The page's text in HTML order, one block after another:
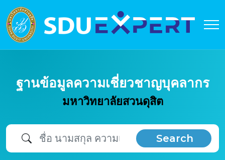
ฐานข้อมูลความเชี่ยวชาญบุคลากร
มหาวิทยาลัยสวนดุสิต
Search